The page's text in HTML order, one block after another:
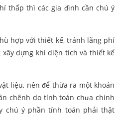
thấp thì các gia đình cần chú ý
hợp với thiết kế, tránh lãng phí
dựng khi diện tích và thiết kế
liệu, nên để thừa ra một khoản
chênh do tính toán chưa chính
chú ý phần tính toán phải thật